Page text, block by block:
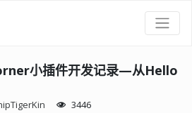
小插件开发记录—从Hello
3446